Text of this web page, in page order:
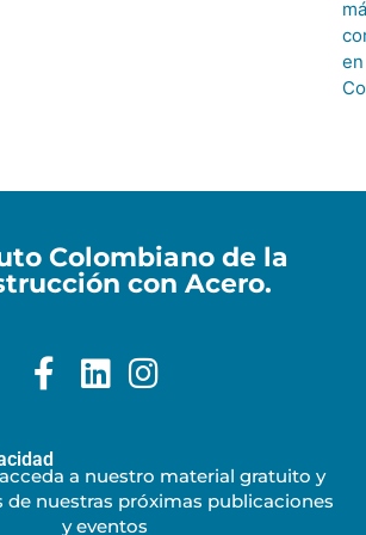
en
Colombiano de la
con Acero.
a nuestro material gratuito y
de nuestras próximas publicaciones
y eventos